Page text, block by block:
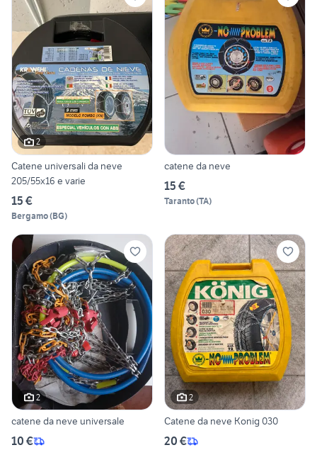
2
Catene universali da neve
205/55x16 e varie
15 €
Bergamo(BG)
catene da neve
15 €
Taranto(TA)
2
catene da neve universale
10 €
2
Catene da neve Konig 030
20 €